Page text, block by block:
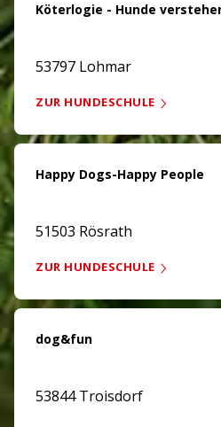
Köterlogie - Hunde
53797 Lohmar
ZUR HUNDESCHULE
Happy Dogs-Happy People
51503 Rösrath
ZUR HUNDESCHULE
dog&fun
53844 Troisdorf